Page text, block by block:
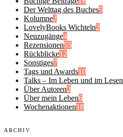
Der Welttag des Buches5
Kolumne2
LovelyBooks Wichteln2
Neuzugänge4
Rezensionen55
Rückblicke12
Sonstiges7
Tags und Awards10
Talks – Im Leben und im Lesen
Über Autoren2
Über mein Leben6
Wochenaktionen18
ARCHIV